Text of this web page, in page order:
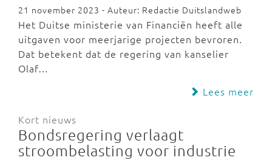
21 november 2023 - Auteur: Redactie Duitslandweb
Het Duitse ministerie van Financiën heeft alle
uitgaven voor meerjarige projecten bevroren.
Dat betekent dat de regering van kanselier
Olaf…
Lees meer
Kort nieuws
Bondsregering verlaagt
stroombelasting voor industrie